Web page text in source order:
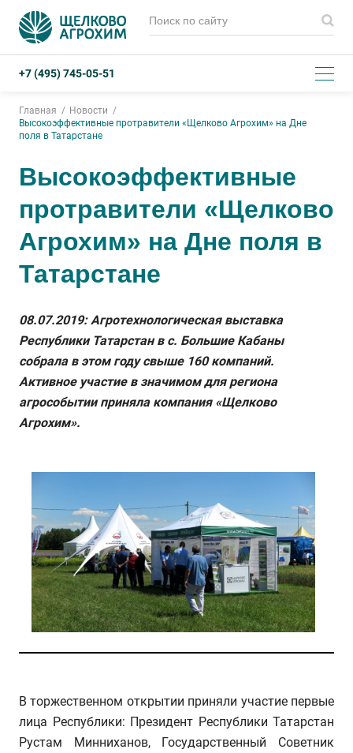
+7 (495) 745-05-51
Главная
Новости
Высокоэффективные протравители «Щелково Агрохим» на Дне
поля в Татарстане
Высокоэффективные
протравители «Щелково
Агрохим» на Дне поля в
Татарстане
08.07.2019: Агротехнологическая выставка
Республики Татарстан в с. Большие Кабаны
собрала в этом году свыше 160 компаний.
Активное участие в значимом для региона
агрособытии приняла компания «Щелково
Агрохим».
В торжественном открытии приняли участие первые
лица Республики: Президент Республики Татарстан
Рустам Минниханов, Государственный Советник